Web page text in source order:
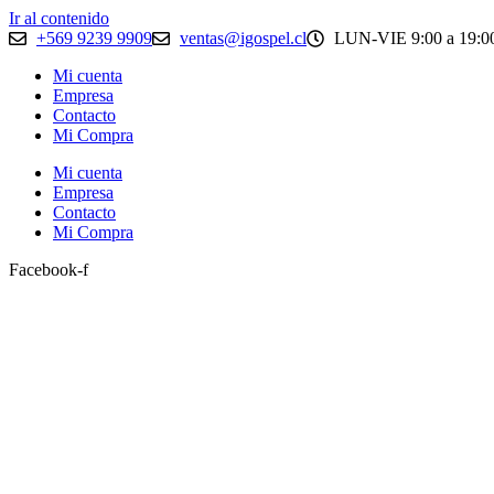
Ir al contenido
+569 9239 9909
ventas@igospel.cl
LUN-VIE 9:00 a
Mi cuenta
Empresa
Contacto
Mi Compra
Mi cuenta
Empresa
Contacto
Mi Compra
Facebook-f